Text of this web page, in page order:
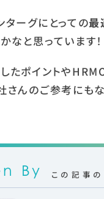
ターグにとっての最
なと思っています！
たポイントや
さんのご参考にも
By この記事